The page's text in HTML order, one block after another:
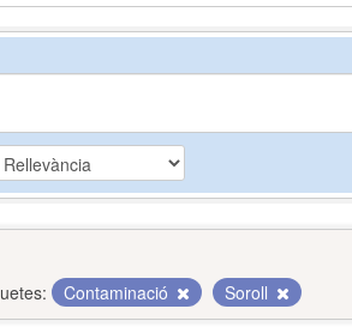
Contaminació Soroll